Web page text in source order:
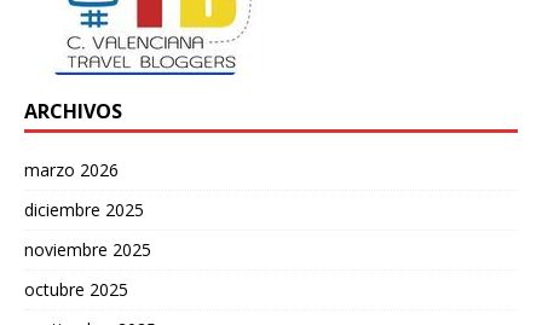
ARCHIVOS
marzo 2026
diciembre 2025
noviembre 2025
octubre 2025